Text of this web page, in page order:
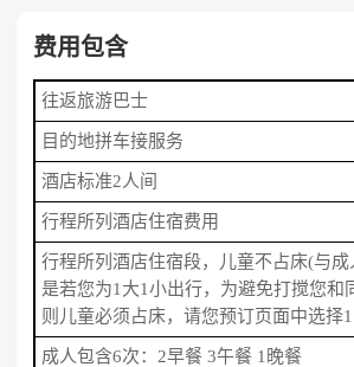
费用包含
往返旅游巴士
目的地拼车接服务
酒店标准2人间
行程所列酒店住宿费用
行程所列酒店住宿段，儿童不占床(与
是若您为1大1小出行，为避免打搅您和
则儿童必须占床，请您预订页面中选择
成人包含6次：2早餐 3午餐 1晚餐